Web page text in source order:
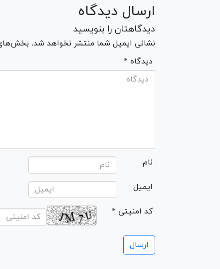
ارسال دیدگاه
دیدگاهتان را بنویسید
نشانی ایمیل شما منتشر نخواهد شد.
* دیدگاه
نام
ایمیل
* کد امنیتی